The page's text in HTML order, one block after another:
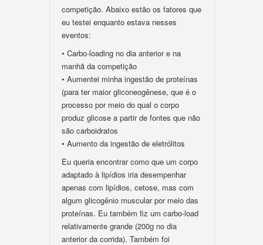
competição. Abaixo estão os fatores que
eu testei enquanto estava nesses
eventos:
• Carbo-loading no dia anterior e na
manhã da competição
• Aumentei minha ingestão de proteínas
(para ter maior gliconeogênese, que é o
processo por meio do qual o corpo
produz glicose a partir de fontes que não
são carboidratos
• Aumento da ingestão de eletrólitos
Eu queria encontrar como que um corpo
adaptado à lipídios iria desempenhar
apenas com lipídios, cetose, mas com
algum glicogênio muscular por meio das
proteínas. Eu também fiz um carbo-load
relativamente grande (200g no dia
anterior da corrida). Também foi